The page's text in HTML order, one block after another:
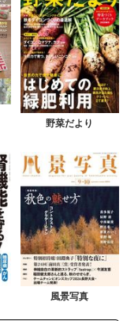
野菜だより
風景写真